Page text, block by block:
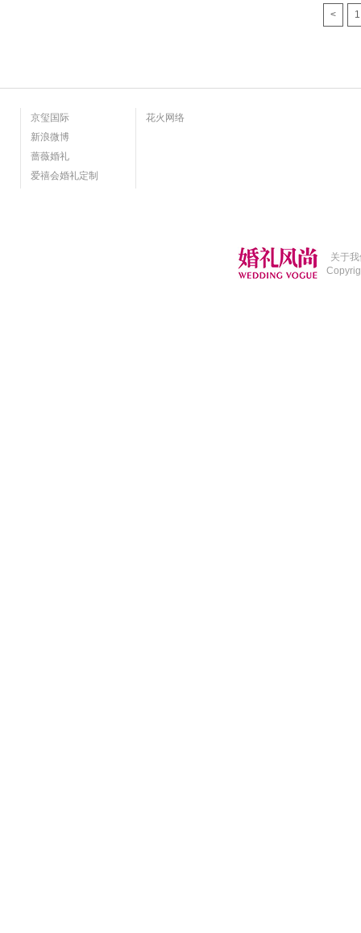
< 1
京玺国际
新浪微博
蔷薇婚礼
爱禧会婚礼定制
花火网络
关于